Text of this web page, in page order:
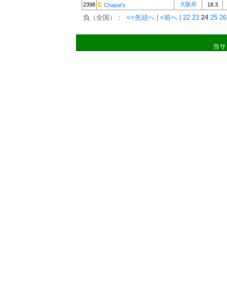
2398 Chapat's 大阪府 18.3
負（全国）： <<先頭へ <前へ 22 23 24 25 26
当